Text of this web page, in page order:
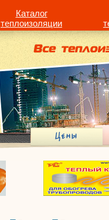
Каталог
теплоизоляции